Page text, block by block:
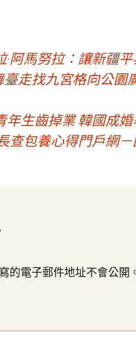
·阿馬努拉：讓新疆
臺走找九宮格向公園
年生齒掉業 韓國成
查包養心得門戶網
的電子郵件地址不會公開